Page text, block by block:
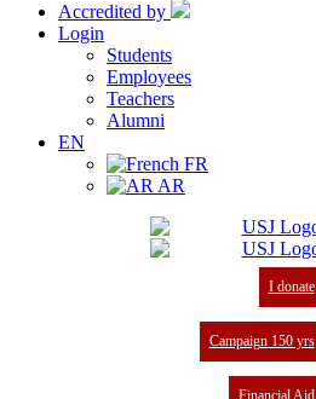
Accredited by
Login
Students
Employees
Teachers
Alumni
EN
FR
AR
I donate
Campaign 150 yrs
Financial Aid